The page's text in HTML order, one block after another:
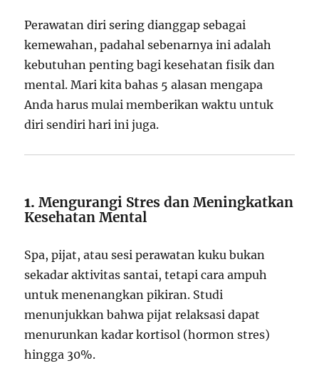
Perawatan diri sering dianggap sebagai
kemewahan, padahal sebenarnya ini adalah
kebutuhan penting bagi kesehatan fisik dan
mental. Mari kita bahas 5 alasan mengapa
Anda harus mulai memberikan waktu untuk
diri sendiri hari ini juga.
1.Mengurangi Stres dan Meningkatkan
Kesehatan Mental
Spa, pijat, atau sesi perawatan kuku bukan
sekadar aktivitas santai, tetapi cara ampuh
untuk menenangkan pikiran. Studi
menunjukkan bahwa pijat relaksasi dapat
menurunkan kadar kortisol (hormon stres)
hingga 30%.